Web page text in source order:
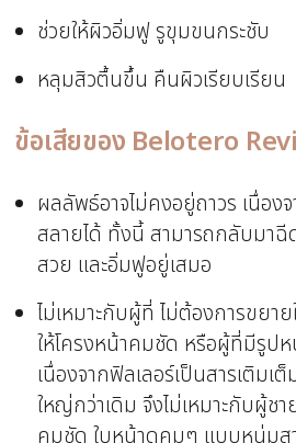
ช่วยให้ผิวอิ่มฟู รูขุมขนกระชับ
หลุมสิวตื้นขึ้น คืนผิวเรียบเรียน
ข้อเสียของ Belotero
ผลลัพธ์อาจไม่คงอยู่ถาวร เนื่อง
สลายได้ ทั้งนี้ สามารถกลับมาฉี
สวย และอิ่มฟูอยู่เสมอ
ไม่เหมาะกับผู้ที่ ไม่ต้องการขยา
ให้โครงหน้าคมชัด หรือผู้ที่มีรูป
เนื่องจากฟิลเลอร์เป็นสารเติมเ
ใหญ่กว่าเดิม จึงไม่เหมาะกับผู้ช
คมชัด ใบหน้าดูคมๆ แบบหนุ่ม